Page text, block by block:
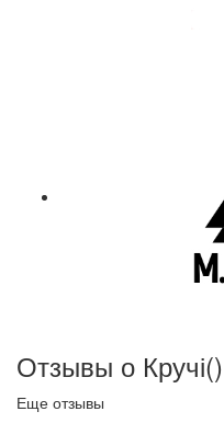
Отзывы о Кручі()
Еще отзывы